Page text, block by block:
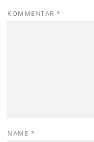
KOMMENTAR *
NAME *